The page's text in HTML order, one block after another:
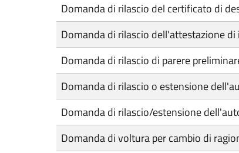
Domanda di rilascio del certificato di
Domanda di rilascio dell'attestazione
Domanda di rilascio di parere
Domanda di rilascio o estensione
Domanda di rilascio/estensione
Domanda di voltura per cambio di